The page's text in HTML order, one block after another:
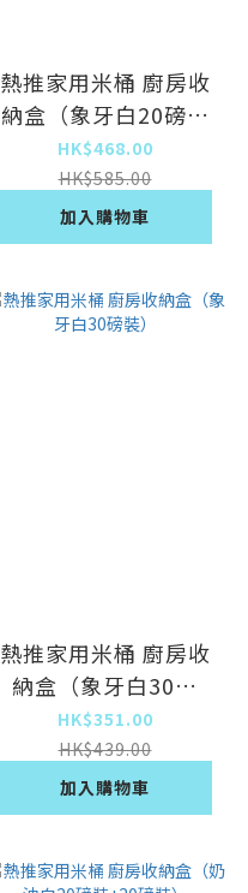
熱推家用米桶 廚房收
納盒（象牙白20磅裝
+30磅裝）
HK$468.00
HK$585.00
加入購物車
熱推家用米桶 廚房收
納盒（象牙白30磅
裝）
HK$351.00
HK$439.00
加入購物車